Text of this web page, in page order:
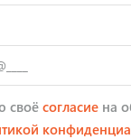
своёсогласие на